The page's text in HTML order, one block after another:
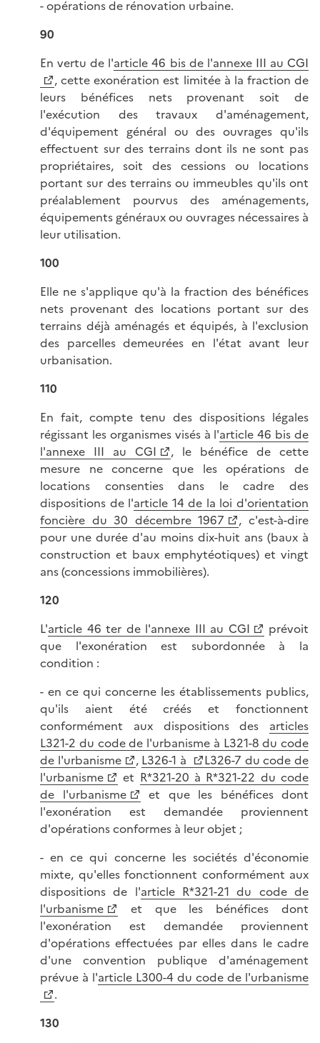
- opérations de rénovation urbaine.
90
En vertu de l'article 46 bis de l'annexe III au CGI
, cette exonération est limitée à la fraction de
leurs bénéfices nets provenant soit de
l'exécution des travaux d'aménagement,
d'équipement général ou des ouvrages qu'ils
effectuent sur des terrains dont ils ne sont pas
propriétaires, soit des cessions ou locations
portant sur des terrains ou immeubles qu'ils ont
préalablement pourvus des aménagements,
équipements généraux ou ouvrages nécessaires à
leur utilisation.
100
Elle ne s'applique qu'à la fraction des bénéfices
nets provenant des locations portant sur des
terrains déjà aménagés et équipés, à l'exclusion
des parcelles demeurées en l'état avant leur
urbanisation.
110
En fait, compte tenu des dispositions légales
régissant les organismes visés à l'article 46 bis de
l'annexe III au CGI
, le bénéfice de cette
mesure ne concerne que les opérations de
locations consenties dans le cadre des
dispositions de l'article 14 de la loi d'orientation
foncière du 30 décembre 1967
, c'est-à-dire
pour une durée d'au moins dix-huit ans (baux à
construction et baux emphytéotiques) et vingt
ans (concessions immobilières).
120
L'article 46 ter de l'annexe III au CGI
prévoit
que l'exonération est subordonnée à la
condition :
- en ce qui concerne les établissements publics,
qu'ils aient été créés et fonctionnent
conformément aux dispositions des articles
L321-2 du code de l'urbanisme à L321-8 du code
de l'urbanisme
, L326-1 à
L326-7 du code de
l'urbanisme
et R*321-20 à R*321-22 du code
de l'urbanisme
et que les bénéfices dont
l'exonération est demandée proviennent
d'opérations conformes à leur objet ;
- en ce qui concerne les sociétés d'économie
mixte, qu'elles fonctionnent conformément aux
dispositions de l'article R*321-21 du code de
l'urbanisme
et que les bénéfices dont
l'exonération est demandée proviennent
d'opérations effectuées par elles dans le cadre
d'une convention publique d'aménagement
prévue à l'article L300-4 du code de l'urbanisme
.
130